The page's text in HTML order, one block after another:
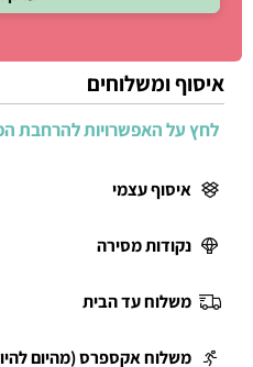
איסוף ומשלוחים
לחץ על האפשרויות להרחבת
איסוף עצמי
נקודות מסירה
משלוח עד הבית
משלוח אקספרס (מהיום